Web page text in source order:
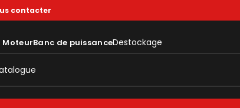
contacter
Banc de puissanceDestockage